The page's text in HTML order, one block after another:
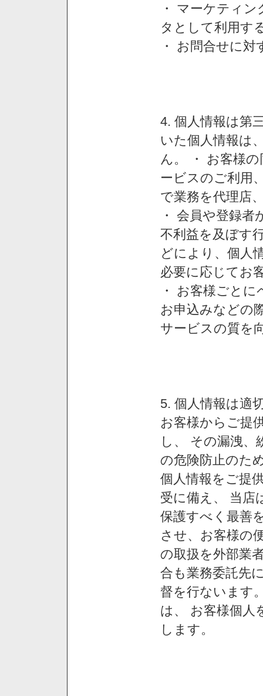
・ マーケティ
タとして利用す
・ お問合せに
4. 個人情報は第
いた個人情報は
ん。 ・ お客様
ービスのご利用
で業務を代理店
・ 会員や登録
不利益を及ぼす
どにより、個人
必要に応じてお
・ お客様ごと
お申込みなどの
サービスの質を
5. 個人情報は適
お客様からご提
し、 その漏洩、
の危険防止のた
個人情報をご提
受に備え、 当店
保護すべく最善
させ、お客様の
の取扱を外部業
合も業務委託先
督を行ないます
は、 お客様個人
します。